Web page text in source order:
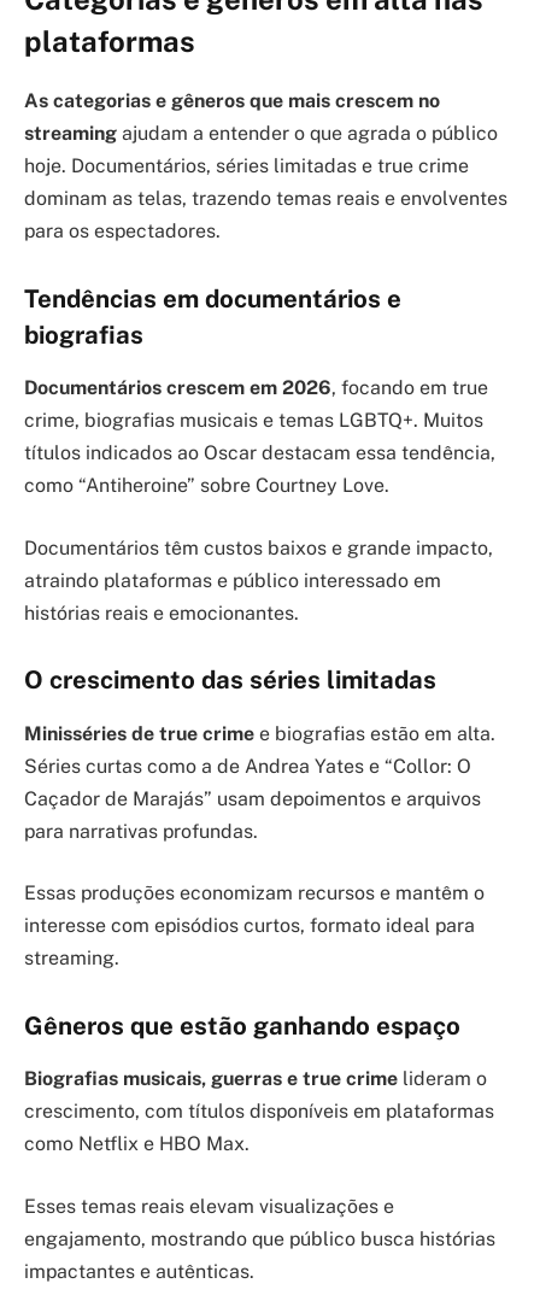
plataformas
As categorias e gêneros que mais crescem no
streaming ajudam a entender o que agrada o público
hoje. Documentários, séries limitadas e true crime
dominam as telas, trazendo temas reais e envolventes
para os espectadores.
Tendências em documentários e
biografias
Documentários crescem em 2026, focando em true
crime, biografias musicais e temas LGBTQ+. Muitos
títulos indicados ao Oscar destacam essa tendência,
como “Antiheroine” sobre Courtney Love.
Documentários têm custos baixos e grande impacto,
atraindo plataformas e público interessado em
histórias reais e emocionantes.
O crescimento das séries limitadas
Minisséries de true crime e biografias estão em alta.
Séries curtas como a de Andrea Yates e “Collor: O
Caçador de Marajás” usam depoimentos e arquivos
para narrativas profundas.
Essas produções economizam recursos e mantêm o
interesse com episódios curtos, formato ideal para
streaming.
Gêneros que estão ganhando espaço
Biografias musicais, guerras e true crime lideram o
crescimento, com títulos disponíveis em plataformas
como Netflix e HBO Max.
Esses temas reais elevam visualizações e
engajamento, mostrando que público busca histórias
impactantes e autênticas.